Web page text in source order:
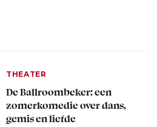
THEATER
De Ballroombeker: een
zomerkomedie over dans,
gemis en liefde